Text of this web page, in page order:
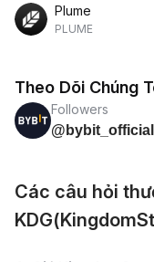
Plume
PLUME
Theo Dõi Chúng
Followers
@bybit_official
Các câu hỏi